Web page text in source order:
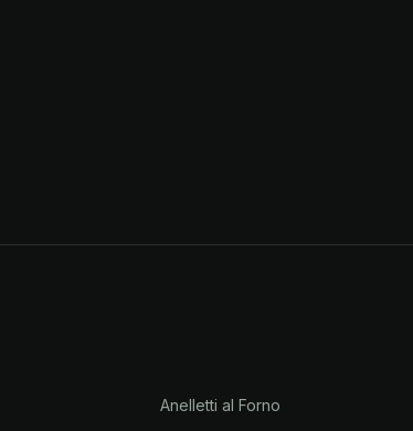
Anelletti al Forno